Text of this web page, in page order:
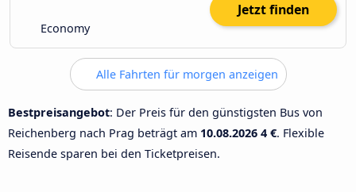
Economy
Jetzt finden
Alle Fahrten für morgen anzeigen
Bestpreisangebot: Der Preis für den günstigsten Bus von
Reichenberg nach Prag beträgt am 10.08.2026 4 €. Flexible
Reisende sparen bei den Ticketpreisen.